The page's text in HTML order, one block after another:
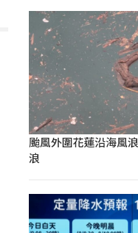
颱風外圍花蓮沿海風
浪